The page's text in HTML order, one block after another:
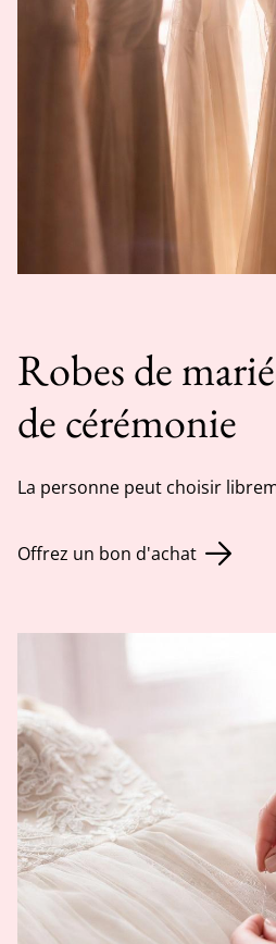
Robes de
de cérémonie
La personne peut choisir
Offrez un bon d'achat